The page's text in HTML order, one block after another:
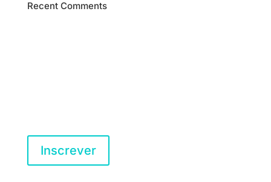
Recent Comments
Inscrever